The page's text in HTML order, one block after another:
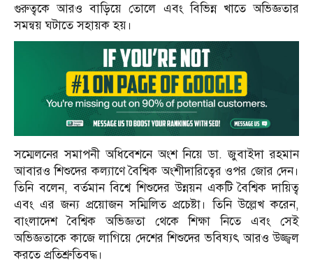
গুরুত্বকে আরও বাড়িয়ে তোলে এবং বিভিন্ন খাতে অভিজ্ঞতার
সমন্বয় ঘটাতে সহায়ক হয়।
সম্মেলনের সমাপনী অধিবেশনে অংশ নিয়ে ডা. জুবাইদা রহমান
আবারও শিশুদের কল্যাণে বৈশ্বিক অংশীদারিত্বের ওপর জোর দেন।
তিনি বলেন, বর্তমান বিশ্বে শিশুদের উন্নয়ন একটি বৈশ্বিক দায়িত্ব
এবং এর জন্য প্রয়োজন সম্মিলিত প্রচেষ্টা। তিনি উল্লেখ করেন,
বাংলাদেশ বৈশ্বিক অভিজ্ঞতা থেকে শিক্ষা নিতে এবং সেই
অভিজ্ঞতাকে কাজে লাগিয়ে দেশের শিশুদের ভবিষ্যৎ আরও উজ্জ্বল
করতে প্রতিশ্রুতিবদ্ধ।